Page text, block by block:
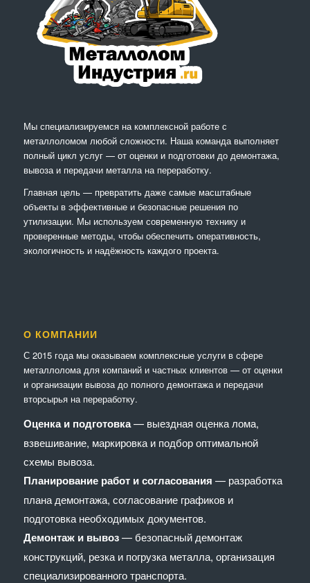
Мы специализируемся на комплексной работе с
металлоломом любой сложности. Наша команда выполняет
полный цикл услуг — от оценки и подготовки до демонтажа,
вывоза и передачи металла на переработку.
Главная цель — превратить даже самые масштабные
объекты в эффективные и безопасные решения по
утилизации. Мы используем современную технику и
проверенные методы, чтобы обеспечить оперативность,
экологичность и надёжность каждого проекта.
О КОМПАНИИ
С 2015 года мы оказываем комплексные услуги в сфере
металлолома для компаний и частных клиентов — от оценки
и организации вывоза до полного демонтажа и передачи
вторсырья на переработку.
Оценка и подготовка— выездная оценка лома,
взвешивание, маркировка и подбор оптимальной
схемы вывоза.
Планирование работ и согласования — разработка
плана демонтажа, согласование графиков и
подготовка необходимых документов.
Демонтаж и вывоз— безопасный демонтаж
конструкций, резка и погрузка металла, организация
специализированного транспорта.